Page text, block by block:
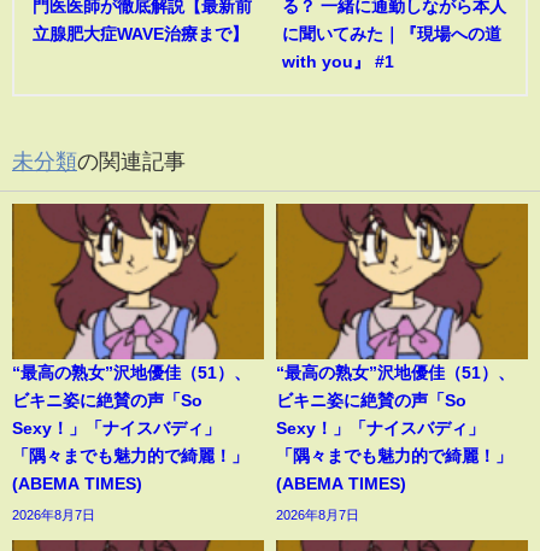
門医医師が徹底解説【最新前
立腺肥大症WAVE治療まで】
る？ 一緒に通勤しながら本人
に聞いてみた｜『現場への道
with you』 #1
未分類の関連記事
“最高の熟女”沢地優佳（51）、
ビキニ姿に絶賛の声「So
Sexy！」「ナイスバディ」
「隅々までも魅力的で綺麗！」
(ABEMA TIMES)
2026年8月7日
“最高の熟女”沢地優佳（51）、
ビキニ姿に絶賛の声「So
Sexy！」「ナイスバディ」
「隅々までも魅力的で綺麗！」
(ABEMA TIMES)
2026年8月7日